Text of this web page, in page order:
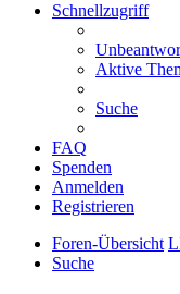
Schnellzugriff
Aktive
Suche
FAQ
Spenden
Anmelden
Registrieren
Foren-Übersicht
Suche